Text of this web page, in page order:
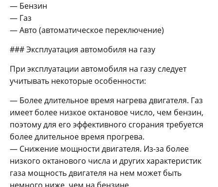
— Бензин
— Газ
— Авто (автоматическое переключение)
### Эксплуатация автомобиля на газу
При эксплуатации автомобиля на газу следует
учитывать некоторые особенности:
— Более длительное время нагрева двигателя. Газ
имеет более низкое октановое число, чем бензин,
поэтому для его эффективного сгорания требуется
более длительное время прогрева.
— Снижение мощности двигателя. Из-за более
низкого октанового числа и других характеристик
газа мощность двигателя на нем может быть